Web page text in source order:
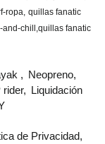
ropa quillas fanatic
and-chill ​quillas fanatic
Neopreno
rider
Liquidación
de Privacidad